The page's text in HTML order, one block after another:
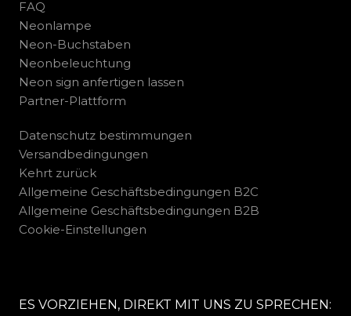
FAQ
Neonlampe
Neon-Buchstaben
Neonbeleuchtung
Neon sign anfertigen lassen
Partner-Plattform
Datenschutz bestimmungen
Versandbedingungen
Kehrt zurück
Allgemeine Geschäftsbedingungen B2C
Allgemeine Geschäftsbedingungen B2B
Cookie-Einstellungen
ES VORZIEHEN, DIREKT MIT UNS ZU SPRECHEN: